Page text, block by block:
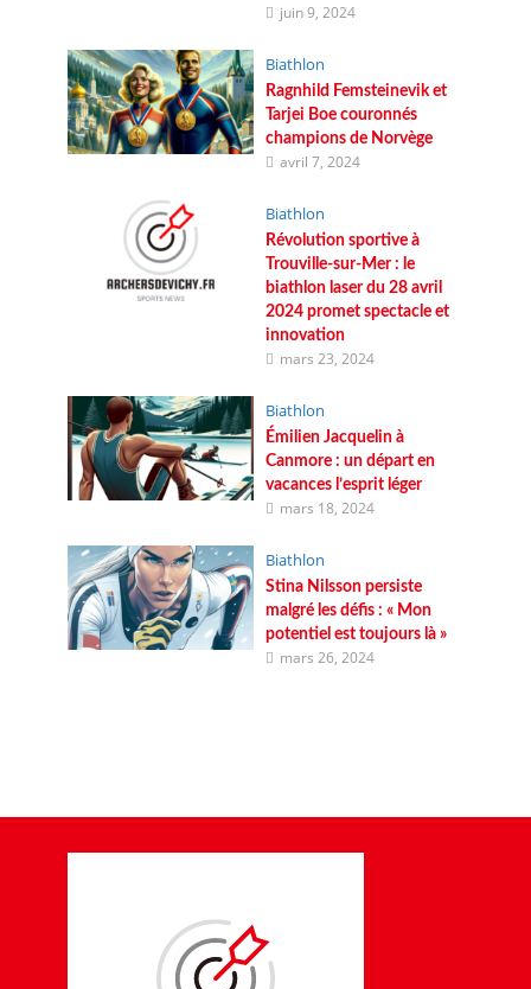
juin 9, 2024
Biathlon
Ragnhild Femsteinevik et
Tarjei Boe couronnés
champions de Norvège
avril 7, 2024
Biathlon
Révolution sportive à
Trouville-sur-Mer : le
biathlon laser du 28 avril
2024 promet spectacle et
innovation
mars 23, 2024
Biathlon
Émilien Jacquelin à
Canmore : un départ en
vacances l’esprit léger
mars 18, 2024
Biathlon
Stina Nilsson persiste
malgré les défis : « Mon
potentiel est toujours là »
mars 26, 2024